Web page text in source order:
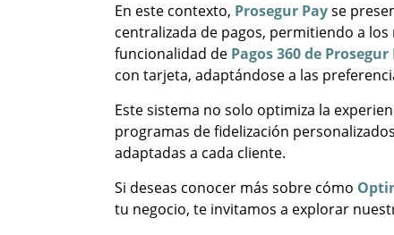
En este contexto, Prosegur Payse
centralizada de pagos, permitiendo a
funcionalidad de Pagos 360 de Prosegur
con tarjeta, adaptándose a las
Este sistema no solo optimiza la
programas de fidelización
adaptadas a cada cliente.
Si deseas conocer más sobre cómo
tu negocio, te invitamos a explorar